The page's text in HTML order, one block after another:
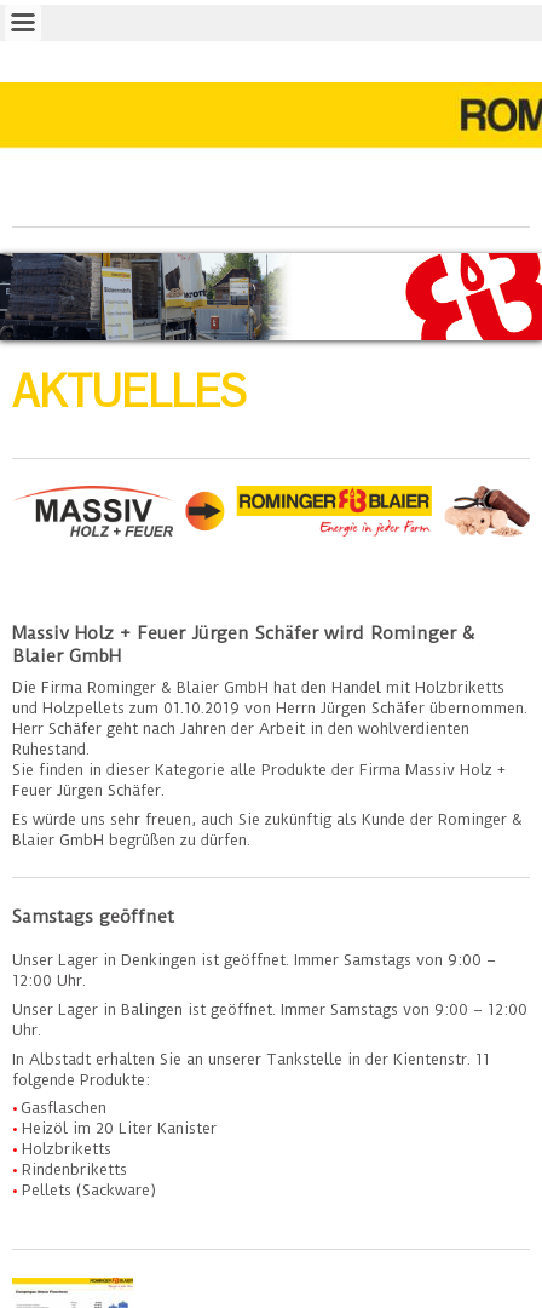
AKTUELLES
Massiv Holz + Feuer Jürgen Schäfer wird Rominger &
Blaier GmbH
Die Firma Rominger & Blaier GmbH hat den Handel mit Holzbriketts
und Holzpellets zum 01.10.2019 von Herrn Jürgen Schäfer übernommen.
Herr Schäfer geht nach Jahren der Arbeit in den wohlverdienten
Ruhestand.
Sie finden in dieser Kategorie alle Produkte der Firma Massiv Holz +
Feuer Jürgen Schäfer.
Es würde uns sehr freuen, auch Sie zukünftig als Kunde der Rominger &
Blaier GmbH begrüßen zu dürfen.
Samstags geöffnet
Unser Lager in Denkingen ist geöffnet. Immer Samstags von 9:00 –
12:00 Uhr.
Unser Lager in Balingen ist geöffnet. Immer Samstags von 9:00 – 12:00
Uhr.
In Albstadt erhalten Sie an unserer Tankstelle in der Kientenstr. 11
folgende Produkte:
• Gasflaschen
• Heizöl im 20 Liter Kanister
• Holzbriketts
• Rindenbriketts
• Pellets (Sackware)